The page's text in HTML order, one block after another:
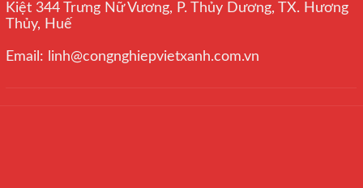
Kiệt 344 Trưng Nữ Vương, P. Thủy Dương, TX. Hương
Thủy, Huế
Email: linh@congnghiepvietxanh.com.vn